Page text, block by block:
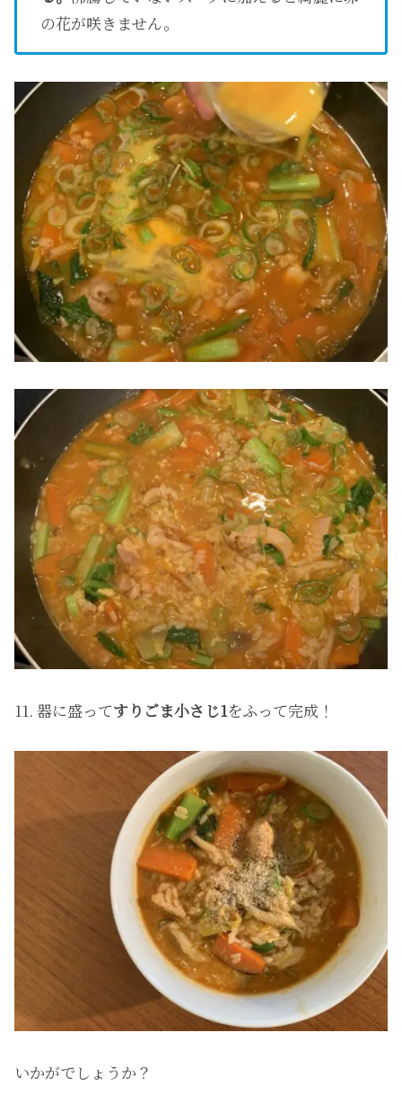
の花が咲きません。
11. 器に盛ってすりごま小さじ1をふって完成！
いかがでしょうか？